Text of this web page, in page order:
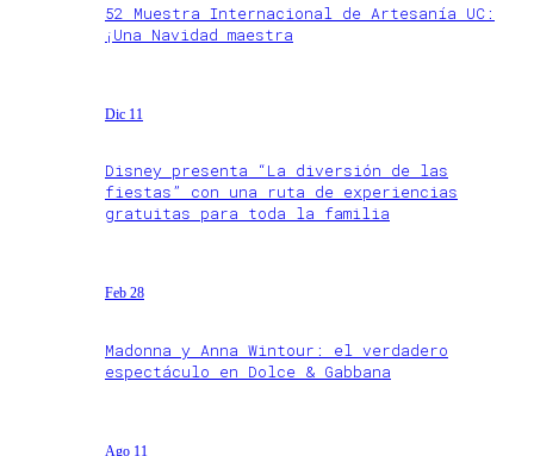
52 Muestra Internacional de Artesanía UC:
¡Una Navidad maestra
Dic 11
Disney presenta “La diversión de las
fiestas” con una ruta de experiencias
gratuitas para toda la familia
Feb 28
Madonna y Anna Wintour: el verdadero
espectáculo en Dolce & Gabbana
Ago 11